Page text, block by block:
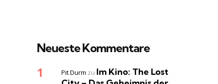
Neueste Kommentare
Pit Durm zu Im Kino: The Lost